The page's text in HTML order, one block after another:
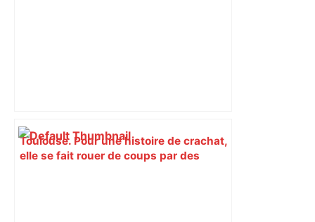
Toulouse. Pour une histoire de crachat,
elle se fait rouer de coups par des